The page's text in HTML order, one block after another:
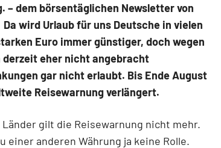
– dem börsentäglichen Newsletter von
Da wird Urlaub für uns Deutsche in vielen
Euro immer günstiger, doch wegen
derzeit eher nicht angebracht
gar nicht erlaubt. Bis Ende August
Reisewarnung verlängert.
gilt die Reisewarnung nicht mehr.
einer anderen Währung ja keine Rolle.